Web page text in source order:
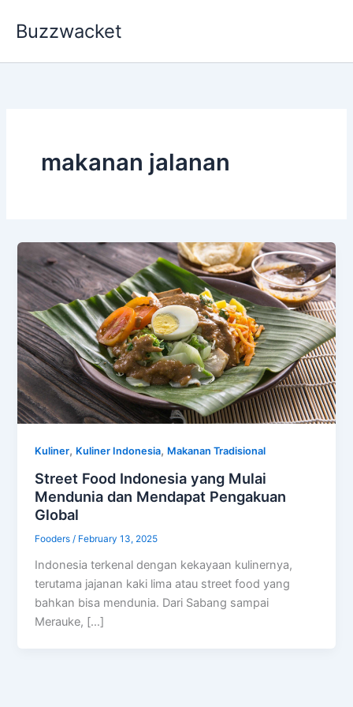
Buzzwacket
makanan jalanan
Kuliner, Kuliner Indonesia, Makanan Tradisional
Street Food Indonesia yang Mulai
Mendunia dan Mendapat Pengakuan
Global
Fooders/ February 13, 2025
Indonesia terkenal dengan kekayaan kulinernya,
terutama jajanan kaki lima atau street food yang
bahkan bisa mendunia. Dari Sabang sampai
Merauke, […]